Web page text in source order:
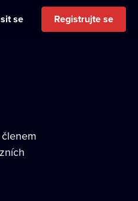
se Registrujte se